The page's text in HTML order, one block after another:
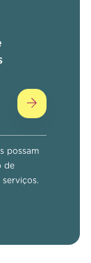
possam
de